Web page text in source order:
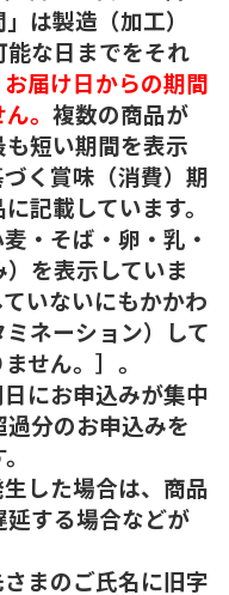
は製造（加工）
な日までをそれ
お届け日からの期間
。 複数の商品が
短い期間を表示
く賞味（消費）期
記載しています。
・そば・卵・乳・
を表示していま
いないにもかかわ
ネーション）して
せん。］。
にお申込みが集中
分のお申込みを
した場合は、商品
する場合などが
まのご氏名に旧字